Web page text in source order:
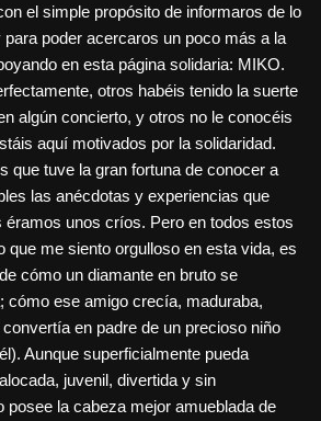
el simple propósito de informaros de lo
poder acercaros un poco más a la
en esta página solidaria: MIKO.
otros habéis tenido la suerte
algún concierto, y otros no le conocéis
aquí motivados por la solidaridad.
que tuve la gran fortuna de conocer a
las anécdotas y experiencias que
éramos unos críos. Pero en todos estos
que me siento orgulloso en esta vida, es
cómo un diamante en bruto se
cómo ese amigo crecía, maduraba,
en padre de un precioso niño
Aunque superficialmente pueda
juvenil, divertida y sin
posee la cabeza mejor amueblada de